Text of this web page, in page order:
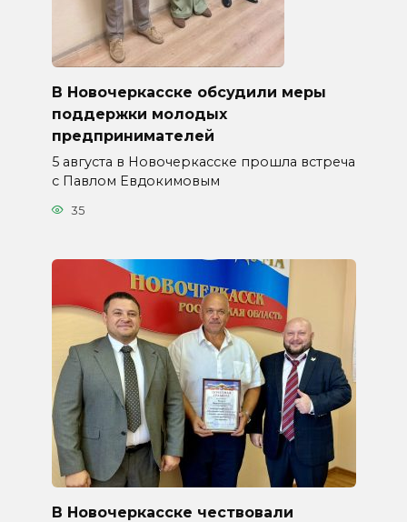
В Новочеркасске обсудили меры
поддержки молодых
предпринимателей
5 августа в Новочеркасске прошла встреча
с Павлом Евдокимовым
35
В Новочеркасске чествовали